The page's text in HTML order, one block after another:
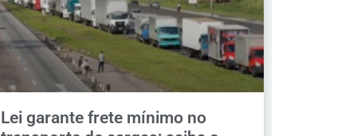
Lei garante frete mínimo no